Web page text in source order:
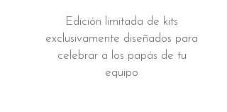
Edición limitada de kits
exclusivamente diseñados para
celebrar a los papás de tu
equipo